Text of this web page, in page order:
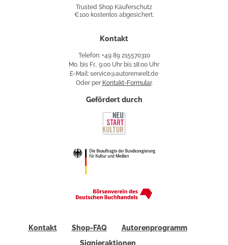
Käuferschutz
Trusted Shop Käuferschutz
€100 kostenlos abgesichert.
Kontakt
Telefon: +49 89 215570310
Mo. bis Fr., 9:00 Uhr bis 18:00 Uhr
E-Mail: service@autorenwelt.de
Oder per Kontakt-Formular.
Gefördert durch
Kontakt Shop-FAQ
Autorenprogramm
Signieraktionen